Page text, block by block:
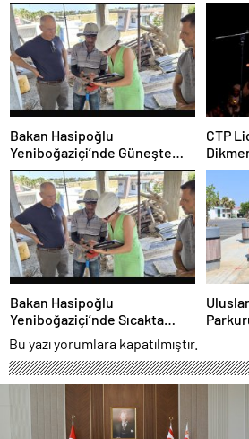
Bakan Hasipoğlu
Yeniboğaziçi’nde Güneşte
Çalışma Yasağı Denetimlerine
Katıldı
CTP
Katıldı
Bakan Hasipoğlu
Yeniboğaziçi’nde Sıcakta
Çalışma Yasağı Denetimlerine
Katıldı
Bu yazı yorumlara kapatılmıştır.